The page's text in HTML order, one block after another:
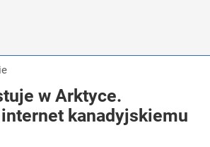
w Arktyce.
kanadyjskiemu